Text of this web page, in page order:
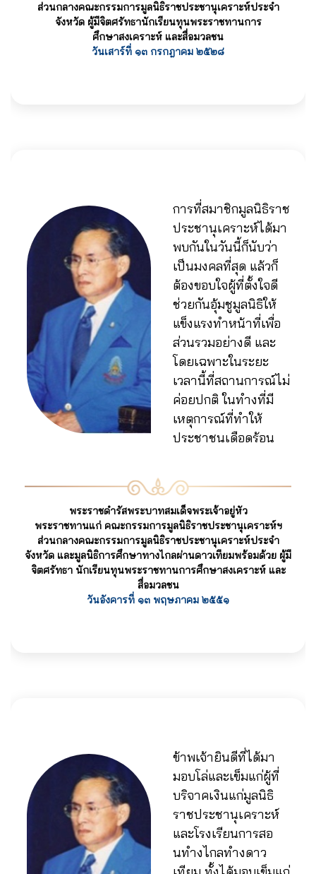
ส่วนกลางคณะกรรมการมูลนิธิราชประชานุเคราะห์ประจำ
จังหวัด ผู้มีจิตศรัทธานักเรียนทุนพระราชทานการ
ศึกษาสงเคราะห์ และสื่อมวลชน
วันเสาร์ที่ ๑๓ กรกฎาคม ๒๕๒๘
การที่สมาชิกมูลนิธิราช
ประชานุเคราะห์ได้มา
พบกันในวันนี้ก็นับว่า
เป็นมงคลที่สุด แล้วก็
ต้องขอบใจผู้ที่ตั้งใจดี
ช่วยกันอุ้มชูมูลนิธิให้
แข็งแรงทำหน้าที่เพื่อ
ส่วนรวมอย่างดี และ
โดยเฉพาะในระยะ
เวลานี้ที่สถานการณ์ไม่
ค่อยปกติ ในทำงที่มี
เหตุการณ์ที่ทำให้
ประชาชนเดือดร้อน
พระราชดำรัสพระบาทสมเด็จพระเจ้าอยู่หัว
พระราชทานแก่ คณะกรรมการมูลนิธิราชประชานุเคราะห์ฯ
ส่วนกลางคณะกรรมการมูลนิธิราชประชานุเคราะห์ประจำ
จังหวัด และมูลนิธิการศึกษาทางไกลผ่านดาวเทียมพร้อมด้วย ผู้มี
จิตศรัทธา นักเรียนทุนพระราชทานการศึกษาสงเคราะห์ และ
สื่อมวลชน
วันอังคารที่ ๑๓ พฤษภาคม ๒๕๕๑
ข้าพเจ้ายินดีที่ได้มา
มอบโล่และเข็มแก่ผู้ที่
บริจาคเงินแก่มูลนิธิ
ราชประชานุเคราะห์
และโรงเรียนการสอ
นทำงไกลทำงดาว